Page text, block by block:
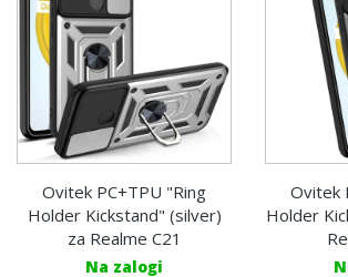
Ovitek PC+TPU "Ring
Holder Kickstand" (silver)
za Realme C21
Na zalogi
Ovitek
Holder